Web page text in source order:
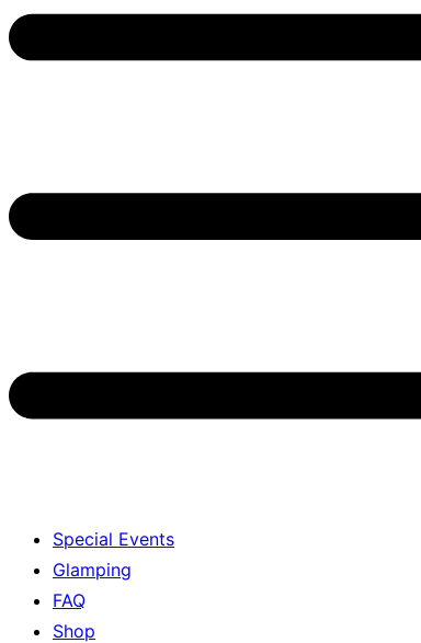
Special Events
Glamping
FAQ
Shop